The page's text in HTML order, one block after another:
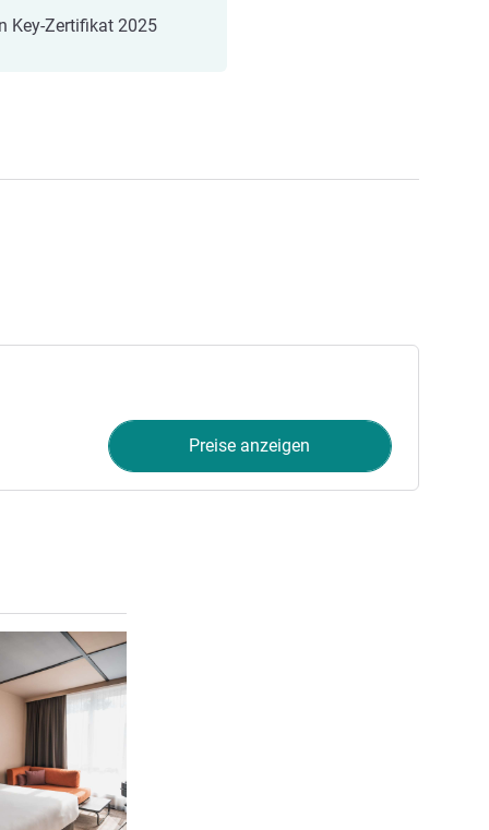
Key-Zertifikat 2025
Preise anzeigen